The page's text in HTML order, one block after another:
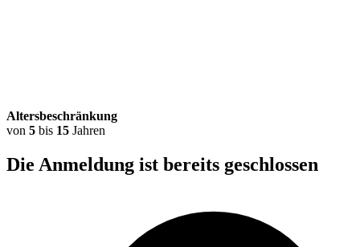
Altersbeschränkung
von 5 bis 15 Jahren
Die Anmeldung ist bereits geschlossen